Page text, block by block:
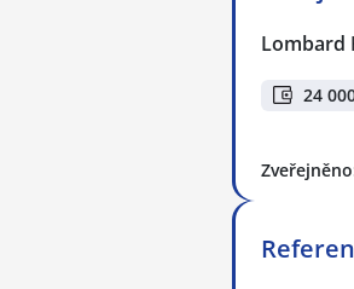
Lombard
24